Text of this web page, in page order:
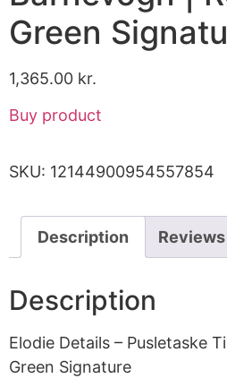
Green
1,365.00 kr.
Buy product
SKU: 12144900954557854
Description
Description
Elodie Details – Pusletaske
Green Signature